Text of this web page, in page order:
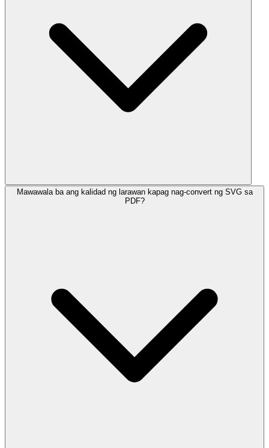
Mawawala ba ang kalidad ng larawan kapag nag-convert ng SVG sa
PDF?